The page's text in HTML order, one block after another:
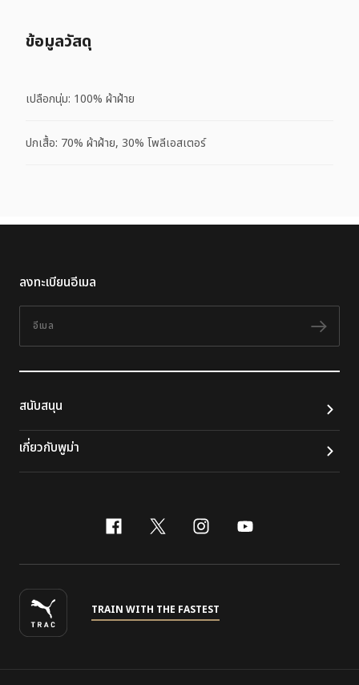
ข้อมูลวัสดุ
เปลือกนุ่ม: 100% ผ้าฝ้าย
ปกเสื้อ: 70% ผ้าฝ้าย, 30% โพลีเอสเตอร์
ลงทะเบียนอีเมล
ติดต
สนับสนุน
เกี่ยวกับพูม่า
facebook
x-twitter
instagram
youtube
TRAIN WITH THE FASTEST